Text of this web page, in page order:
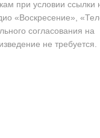
при условии ссылки
«Воскресение»,
согласования на
не требуется.